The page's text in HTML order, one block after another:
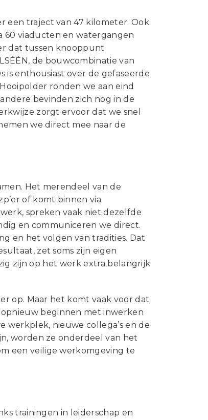
een traject van 47 kilometer. Ook
60 viaducten en watergangen
dat tussen knooppunt
de bouwcombinatie van
enthousiast over de gefaseerde
ronden we aan eind
bevinden zich nog in de
zorgt ervoor dat we snel
we direct mee naar de
Het merendeel van de
of komt binnen via
spreken vaak niet dezelfde
en communiceren we direct.
en het volgen van tradities. Dat
zet soms zijn eigen
zijn op het werk extra belangrijk
op. Maar het komt vaak voor dat
beginnen met inwerken
nieuwe collega’s en de
worden ze onderdeel van het
een veilige werkomgeving te
trainingen in leiderschap en